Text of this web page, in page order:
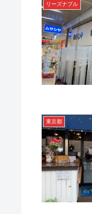
リーズナブル
東京都